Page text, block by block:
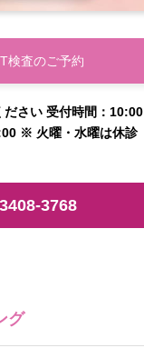
検査のご予約
ださい 受付時間：10:00
※ 火曜・水曜は休診
3768
グ